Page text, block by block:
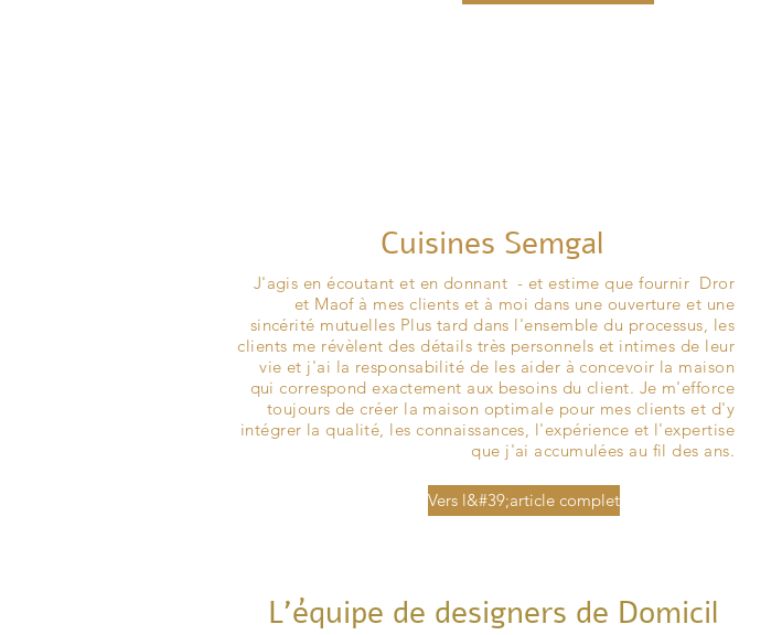
J'agis en écoutant et en donnant - et estime que fournir Dror
et Maof à mes clients et à moi dans une ouverture et une
sincérité mutuelles Plus tard dans l'ensemble du processus, les
clients me révèlent des détails très personnels et intimes de leur
vie et j'ai la responsabilité de les aider à concevoir la maison
qui correspond exactement aux besoins du client. Je m'efforce
toujours de créer la maison optimale pour mes clients et d'y
intégrer la qualité, les connaissances, l'expérience et l'expertise
que j'ai accumulées au fil des ans.
Vers l&#39;article complet
L'équipe de designers de Domicil
Cuisines Semgal